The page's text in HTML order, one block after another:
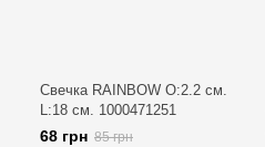
Свечка RAINBOW O:2.2 см.
L:18 см. 1000471251
68 грн 85 грн